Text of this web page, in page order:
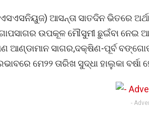
ଆସନ୍ତା ସାତଦିନ ଭିତରେ
ଉପକୂଳ ମୌସୁମୀ ଛୁଇଁବା ନେଇ
ଆଣ୍ଡାମାନ ସାଗର,ଦକ୍ଷିଣ-ପୂର୍ବ
ମେ୨୨ ତାରିଖ ସୁଦ୍ଧା ହାଲୁକା
-